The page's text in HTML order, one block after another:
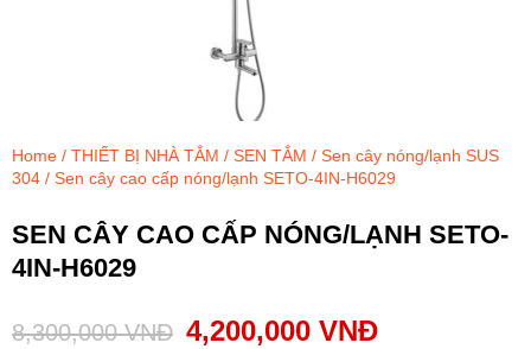
Home / THIẾT BỊ NHÀ TẮM / SEN TẮM / Sen cây nóng/lạnh SUS
304 / Sen cây cao cấp nóng/lạnh SETO-4IN-H6029
SEN CÂY CAO CẤP NÓNG/LẠNH SETO-
4IN-H6029
8,300,000VNĐ 4,200,000 VNĐ